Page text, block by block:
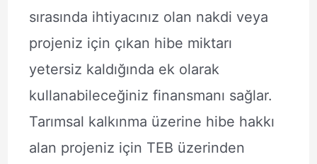
sırasında ihtiyacınız olan nakdi veya
projeniz için çıkan hibe miktarı
yetersiz kaldığında ek olarak
kullanabileceğiniz finansmanı sağlar.
Tarımsal kalkınma üzerine hibe hakkı
alan projeniz için TEB üzerinden